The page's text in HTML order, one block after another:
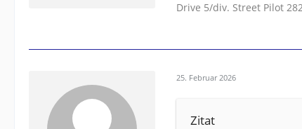
Drive 5/div. Street Pilot
25. Februar 2026
Zitat